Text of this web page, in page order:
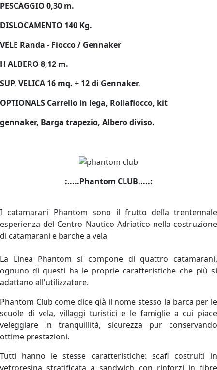
PESCAGGIO 0,30 m.
DISLOCAMENTO 140 Kg.
VELE Randa - Fiocco / Gennaker
H ALBERO 8,12 m.
SUP. VELICA 16 mq. + 12 di Gennaker.
OPTIONALS Carrello in lega, Rollafiocco, kit
gennaker, Barga trapezio, Albero diviso.
:.....Phantom CLUB.....:
I catamarani Phantom sono il frutto della trentennale
esperienza del Centro Nautico Adriatico nella costruzione
di catamarani e barche a vela.
La Linea Phantom si compone di quattro catamarani,
ognuno di questi ha le proprie caratteristiche che più si
adattano all'utilizzatore.
Phantom Club come dice già il nome stesso la barca per le
scuole di vela, villaggi turistici e le famiglie a cui piace
veleggiare in tranquillità, sicurezza pur conservando
ottime prestazioni.
Tutti hanno le stesse caratteristiche: scafi costruiti in
vetroresina stratificata a sandwich con rinforzi in fibre